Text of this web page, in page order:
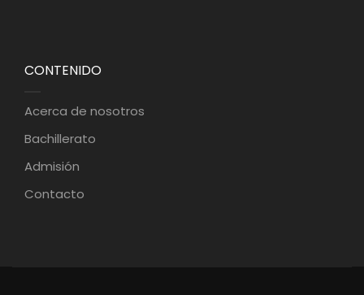
CONTENIDO
Acerca de nosotros
Bachillerato
Admisión
Contacto